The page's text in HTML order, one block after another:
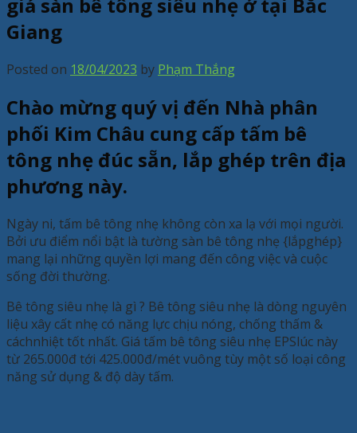
Giang
Posted on 18/04/2023 by Phạm Thắng
Chào mừng quý vị đến Nhà phân
phối Kim Châu cung cấp tấm bê
tông nhẹ đúc sẵn, lắp ghép trên địa
phương này.
Ngày ni, tấm bê tông nhẹ không còn xa lạ với mọi người.
Bởi ưu điểm nổi bật là tường sàn bê tông nhẹ {lắpghép}
mang lại những quyền lợi mang đến công việc và cuộc
sống đời thường.
Bê tông siêu nhẹ là gì ? Bê tông siêu nhẹ là dòng nguyên
liệu xây cất nhẹ có năng lực chịu nóng, chống thấm &
cáchnhiệt tốt nhất. Giá tấm bê tông siêu nhẹ EPSlúc này
từ 265.000đ tới 425.000đ/mét vuông tùy một số loại công
năng sử dụng & độ dày tấm.